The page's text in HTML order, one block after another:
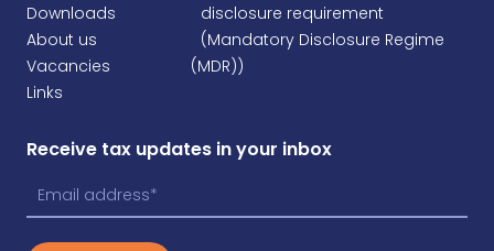
Downloads
About us
Vacancies
Links
disclosure requirement
(Mandatory Disclosure Regime
(MDR))
Receive tax updates in your inbox